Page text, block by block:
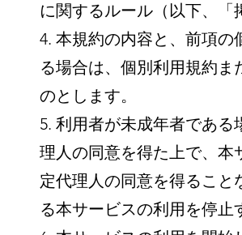
に関するルール（以下、「
4. 本規約の内容と、前項
る場合は、個別利用規約
のとします。
5. 利用者が未成年者であ
理人の同意を得た上で、本
定代理人の同意を得ること
る本サービスの利用を停止